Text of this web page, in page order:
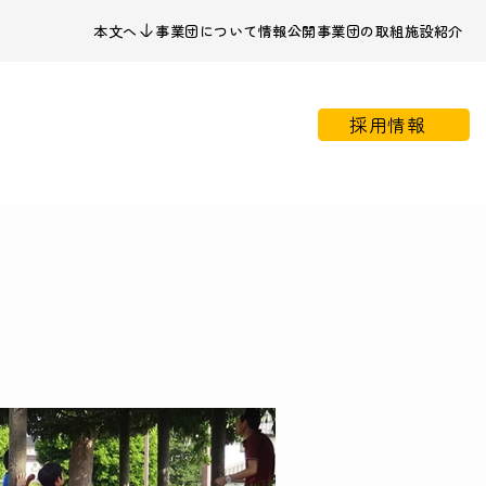
本文へ 事業団について情報公開事業団の取組施設紹介
採用情報